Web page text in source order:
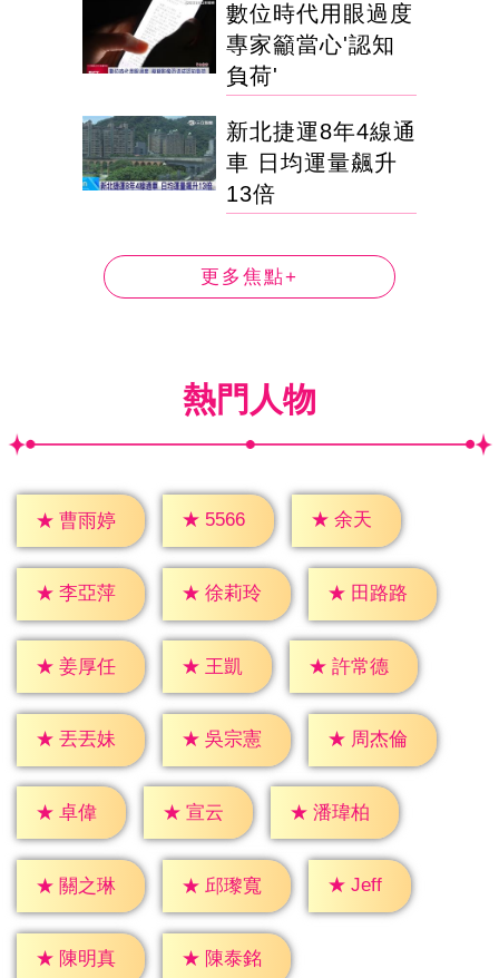
數位時代用眼過度
專家籲當心'認知
負荷'
新北捷運8年4線通
車 日均運量飆升
13倍
更多焦點+
熱門人物
★ 曹雨婷 ★ 5566 ★ 余天
★ 李亞萍 ★ 徐莉玲 ★ 田路路
★ 姜厚任 ★ 王凱 ★ 許常德
★ 丟丟妹 ★ 吳宗憲 ★ 周杰倫
★ 卓偉 ★ 宣云 ★ 潘瑋柏
★ 關之琳 ★ 邱瓈寬 ★ Jeff
★ 陳明真 ★ 陳泰銘